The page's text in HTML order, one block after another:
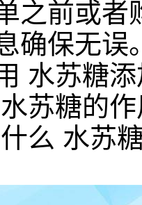
之前或
确保无误
水苏糖
苏糖的
么 水苏